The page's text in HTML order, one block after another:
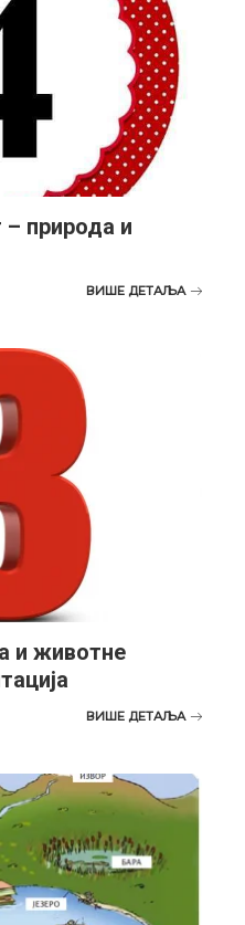
природа и
ВИШЕ ДЕТАЉА
и животне
ВИШЕ ДЕТАЉА